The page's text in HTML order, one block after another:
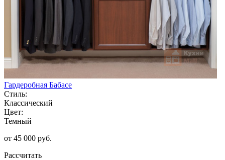
Гардеробная Бабасе
Стиль:
Классический
Цвет:
Темный
от 45 000 руб.
Рассчитать